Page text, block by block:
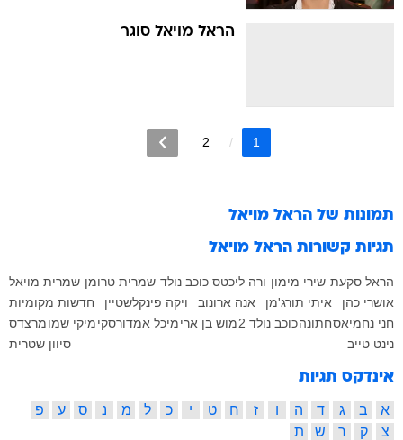
הראל מויאל סוגר
1
2
תמונות של הראל מויאל
תגיות קשורות הראל מויאל
הראל סקעת שירי מימון ורה ליכטס כוכב נולד שמרית טרומן שמרית מויאל
אושרי כהן
איתי תורג'מן אנה ארונוב ויקה פינקלשטיין
חדשות מקומיות
חני נחמיאסחתונהכוכב נולד 2 מוש בן ארימיכל אמדורסקימיקי שמומרצדס
נינט טייב
סיוון שטרית
אינדקס תגיות
א ב ג ד ה ו ז ח ט י כ ל מ נ ס ע
פ
צ
ק ר ש ת